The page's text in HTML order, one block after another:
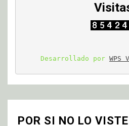
Desarrollado por
POR SI NO LO VISTE